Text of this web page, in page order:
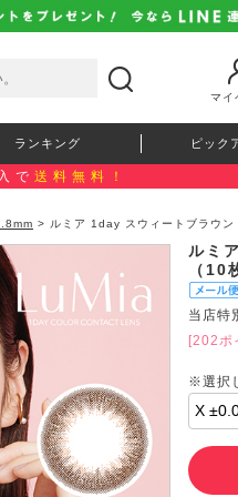
マイ
ランキング ピック
で 送料無料！
> ルミア 1day スウィートブラウン
ルミ
（10
当店特
[202ポ